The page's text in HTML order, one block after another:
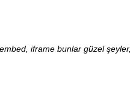
iframe bunlar güzel şeyler,